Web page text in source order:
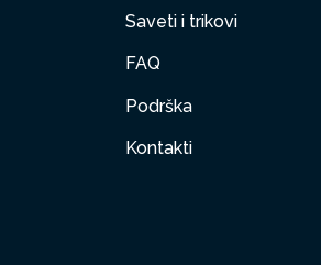
Saveti i trikovi
FAQ
Podrška
Kontakti